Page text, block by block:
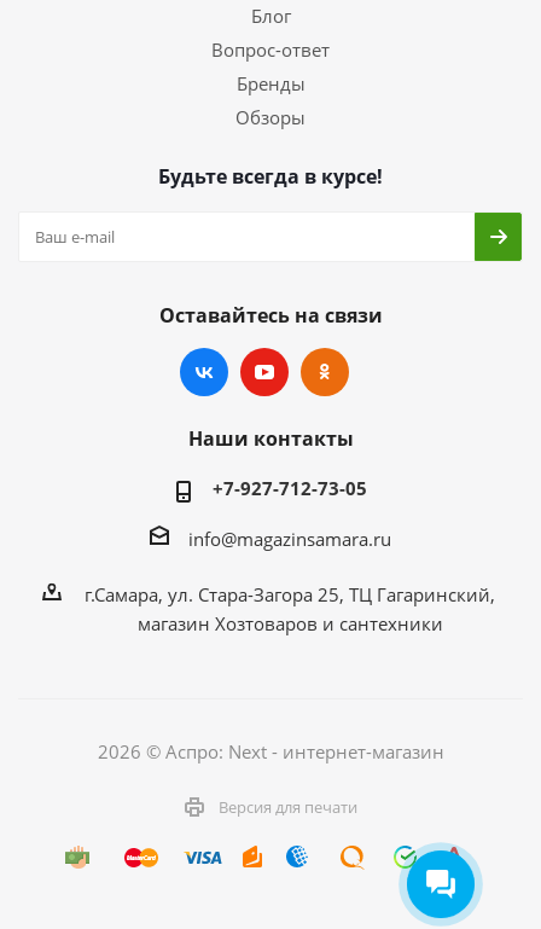
Блог
Вопрос-ответ
Бренды
Обзоры
Будьте всегда в курсе!
Оставайтесь на связи
Наши контакты
+7-927-712-73-05
info@magazinsamara.ru
г.Самара, ул. Стара-Загора 25, ТЦ Гагаринский,
магазин Хозтоваров и сантехники
2026 © Аспро: Next - интернет-магазин
Версия для печати